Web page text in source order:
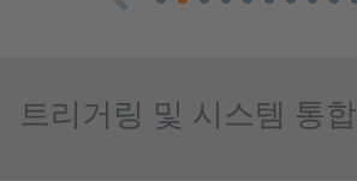
트리거링 및 시스템 통합